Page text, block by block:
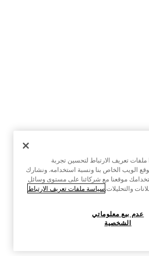
تعريف الارتباط لتحسين تجربة
الويب الخاص بنا ونسبة استخدامه. ونشارك
موقعنا مع شركائنا على مستوى وسائل
والتحليلات.سياسة ملفات تعريف الارتباط
عدم بيع معلوماتي
الشخصية